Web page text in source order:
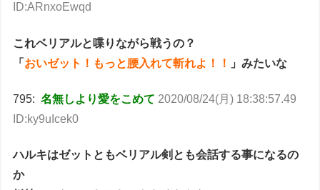
ID:ARnxoEwqd
これベリアルと喋りながら戦うの？
「 おいゼット！もっと腰入れて斬れよ！！ 」みたいな
795:名無しより愛をこめて 2020/08/24(月) 18:38:57.49
ID:ky9uIcek0
ハルキはゼットともベリアル剣とも会話する事になるの
か